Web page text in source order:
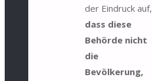
der Eindruck auf,
dass diese
Behörde nicht
die
Bevölkerung,